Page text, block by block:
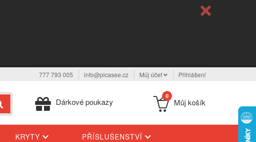
777 793 005 info@picasee.cz Můj účet Přihlášení
Dárkové poukazy
0
Můj košík
KRYTY PŘÍSLUŠENSTVÍ